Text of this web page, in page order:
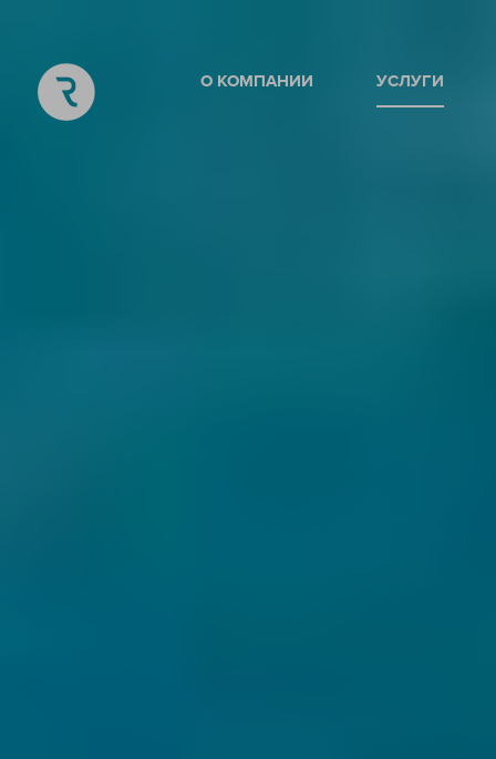
О КОМПАНИИ УСЛУГИ